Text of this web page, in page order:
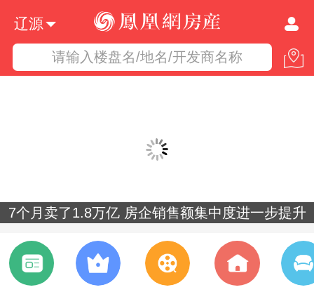
辽源
请输入楼盘名/地名/开发商名称
7个月卖了1.8万亿 房企销售额集中度进一步提升